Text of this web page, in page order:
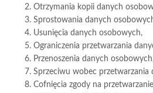
Otrzymania kopii danych
Sprostowania danych
Usunięcia danych osobowych,
Ograniczenia przetwarzania
Przenoszenia danych
Sprzeciwu wobec przetwarzania
Cofnięcia zgody na